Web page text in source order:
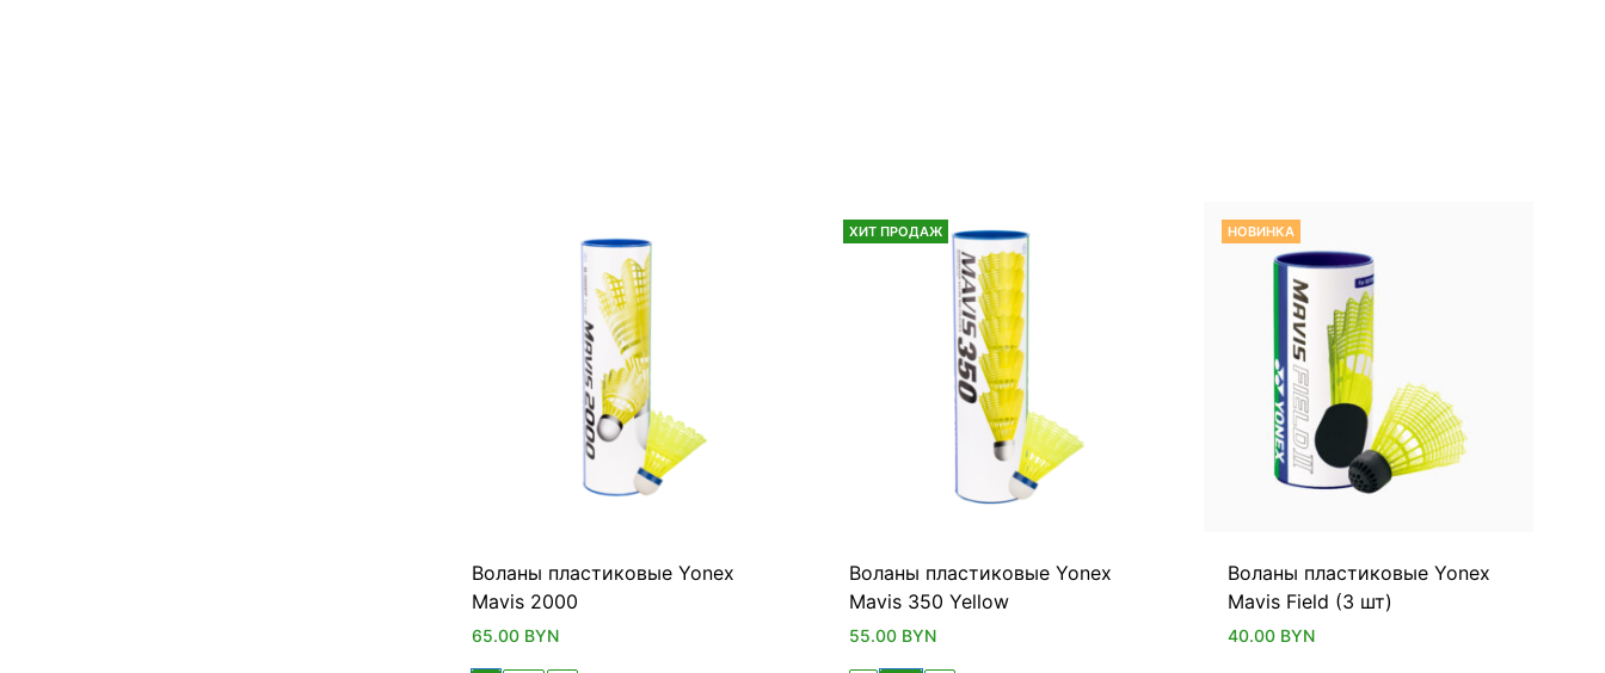
Воланы пластиковые Yonex
Mavis 2000
65.00 BYN
ХИТ ПРОДАЖ
Воланы пластиковые Yonex
Mavis 350 Yellow
55.00 BYN
НОВИНКА
Воланы пластиковые Yonex
Mavis Field (3 шт)
40.00 BYN